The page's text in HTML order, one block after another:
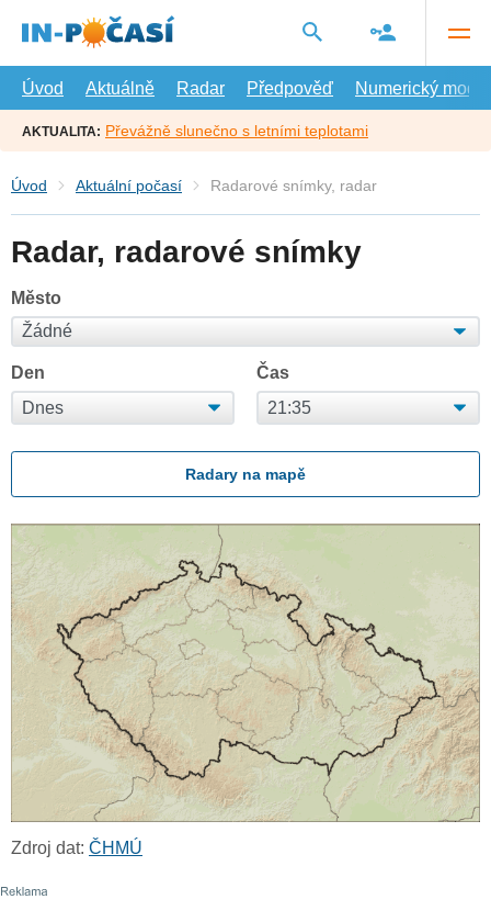
hlavní
Úvod
Aktuálně Radar Předpověď Numerický model
AKTUALITA: Převážně slunečno s letními teplotami
Úvod Aktuální počasí Radarové snímky, radar
Radar, radarové snímky
Město
Den Čas
Radary na mapě
Zdroj dat: ČHMÚ